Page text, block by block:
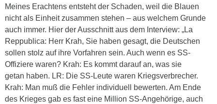
Meines Erachtens entsteht der Schaden, weil die Blauen
nicht als Einheit zusammen stehen – aus welchem Grunde
auch immer. Hier der Ausschnitt aus dem Interview: „La
Reppublica: Herr Krah, Sie haben gesagt, die Deutschen
sollen stolz auf ihre Vorfahren sein. Auch wenn es SS-
Offiziere waren? Krah: Es kommt darauf an, was sie
getan haben. LR: Die SS-Leute waren Kriegsverbrecher.
Krah: Man muß die Fehler individuell bewerten. Am Ende
des Krieges gab es fast eine Million SS-Angehörige, auch